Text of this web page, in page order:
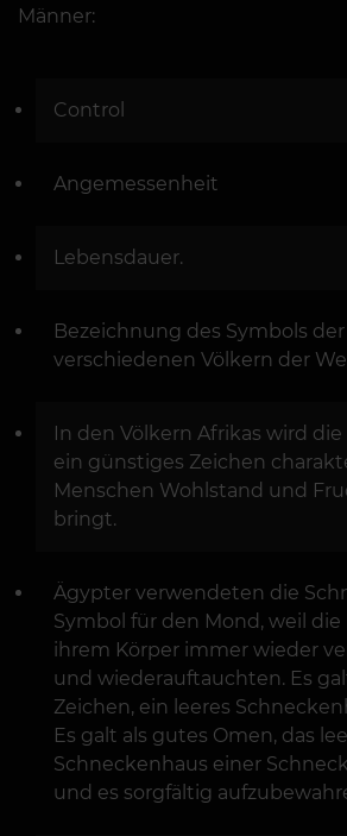
Männer:
Control
Angemessenheit
Lebensdauer.
Bezeichnung des Symbols
verschiedenen Völkern der
In den Völkern Afrikas wird die
ein günstiges Zeichen
Menschen Wohlstand und
bringt.
Ägypter verwendeten die
Symbol für den Mond, weil die
ihrem Körper immer wieder
und wiederauftauchten. Es
Zeichen, ein leeres
Es galt als gutes Omen, das
Schneckenhaus einer
und es sorgfältig